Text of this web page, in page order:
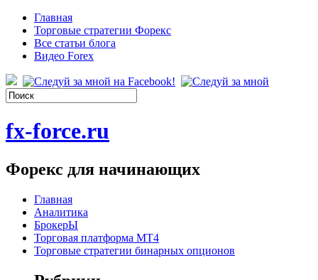
Главная
Торговые стратегии Форекс
Все статьи блога
Видео Forex
fx-force.ru
Форекс для начинающих
Главная
Аналитика
БрокерЫ
Торговая платформа МТ4
Торговые стратегии бинарных опционов